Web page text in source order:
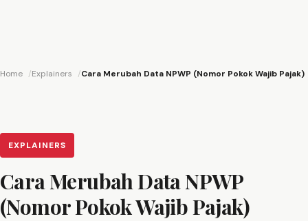
Home Explainers Cara Merubah Data NPWP (Nomor Pokok Wajib Pajak)
EXPLAINERS
Cara Merubah Data NPWP
(Nomor Pokok Wajib Pajak)